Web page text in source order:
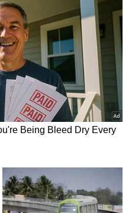
ವಿಭಿನ್ನ
ಜನರು ತಮ್ಮ
ಎಂದು
ಅವರು ಆರಂಭದಲ್ಲಿ ಅನೇಕ
ಹೇಳಲಾಗುತ್ತದೆ. ಆದರೆ
ತಜ್ಞರು ಅವರ
ಎದ್ದು ಕಾಣುವಂತೆ